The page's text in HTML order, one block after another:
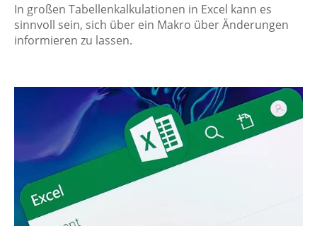
In großen Tabellenkalkulationen in Excel kann es
sinnvoll sein, sich über ein Makro über Änderungen
informieren zu lassen.